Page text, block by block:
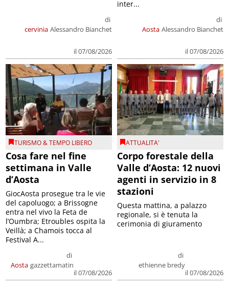
cervinia
di
Alessandro Bianchet
il 07/08/2026
Aosta
di
Alessandro Bianchet
il 07/08/2026
inter...
TURISMO & TEMPO LIBERO
Cosa fare nel fine
settimana in Valle
d’Aosta
Aosta
di
gazzettamatin
il 07/08/2026
GiocAosta prosegue tra le vie
del capoluogo; a Brissogne
entra nel vivo la Feta de
l’Oumbra; Etroubles ospita la
Veillà; a Chamois tocca al
Festival A...
ATTUALITA'
Corpo forestale della
Valle d’Aosta: 12 nuovi
agenti in servizio in 8
stazioni
di
ethienne bredy
il 07/08/2026
Questa mattina, a palazzo
regionale, si è tenuta la
cerimonia di giuramento